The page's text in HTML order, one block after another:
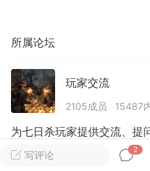
环境，中文网特此发布以下声
模组的发布行为：1. *...
汉
72 2.2w
大人
Lv.8
写评论
2
所属论坛
玩家交流
2105成员 15487
为七日杀玩家提供交流、提
遵守中国法律规则，拒绝违